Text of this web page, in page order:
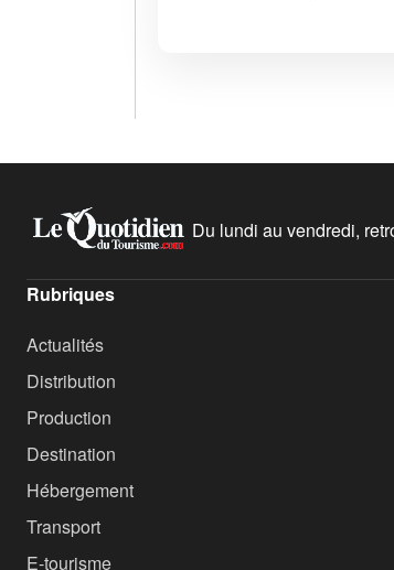
Du lundi au vendredi,
Rubriques
Actualités
Distribution
Production
Destination
Hébergement
Transport
E-tourisme